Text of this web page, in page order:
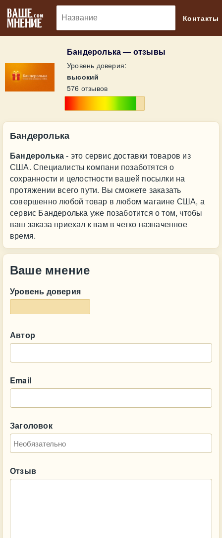
Контакты
Бандеролька — отзывы
Уровень доверия:
высокий
576 отзывов
Бандеролька
Бандеролька- это сервис доставки товаров из
США. Специалисты компани позаботятся о
сохранности и целостности вашей посылки на
протяжении всего пути. Вы сможете заказать
совершенно любой товар в любом магаине США, а
сервис Бандеролька уже позаботится о том, чтобы
ваш заказа приехал к вам в четко назначенное
время.
Ваше мнение
Уровень доверия
Автор
Email
Заголовок
Отзыв